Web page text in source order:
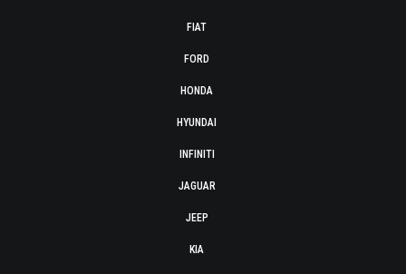
FIAT
FORD
HONDA
HYUNDAI
INFINITI
JAGUAR
JEEP
KIA